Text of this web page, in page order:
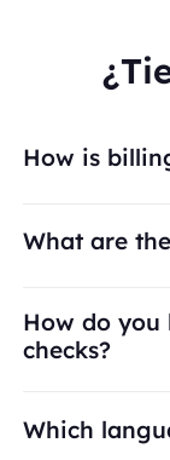
How is
What are
How do you
checks?
Which